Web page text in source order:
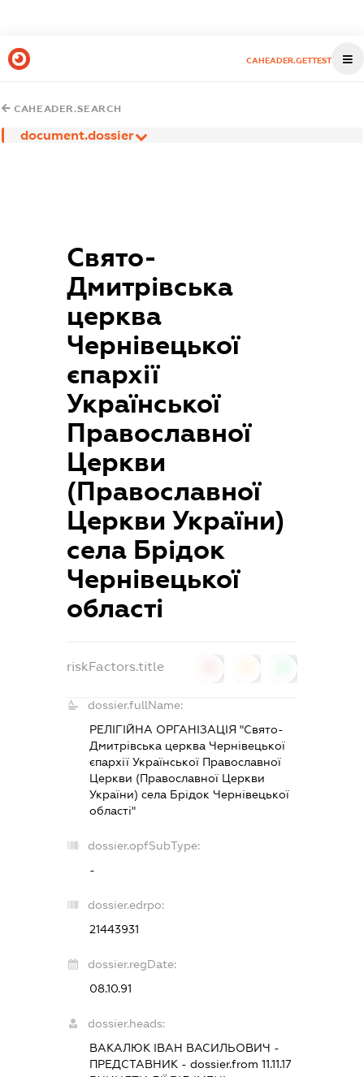
CAHEADER.GETTEST
CAHEADER.SEARCH
document.dossier
Свято-
Дмитрівська
церква
Чернівецької
єпархії
Української
Православної
Церкви
(Православної
Церкви України)
села Брідок
Чернівецької
області
riskFactors.title
dossier.fullName:
РЕЛІГІЙНА ОРГАНІЗАЦІЯ "Свято-
Дмитрівська церква Чернівецької
єпархії Української Православної
Церкви (Православної Церкви
України) села Брідок Чернівецької
області"
dossier.opfSubType:
-
dossier.edrpo:
21443931
dossier.regDate:
08.10.91
dossier.heads:
ВАКАЛЮК ІВАН ВАСИЛЬОВИЧ -
ПРЕДСТАВНИК - dossier.from 11.11.17